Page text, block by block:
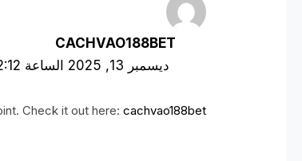
CACHVAO188BET
ديسمبر 13, 2025 الساعة 12:12 ص
Check it out here: cachvao188bet